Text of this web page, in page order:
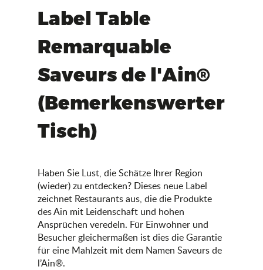
Label Table
Remarquable
Saveurs de l'Ain®
(Bemerkenswerter
Tisch)
Haben Sie Lust, die Schätze Ihrer Region
(wieder) zu entdecken? Dieses neue Label
zeichnet Restaurants aus, die die Produkte
des Ain mit Leidenschaft und hohen
Ansprüchen veredeln. Für Einwohner und
Besucher gleichermaßen ist dies die Garantie
für eine Mahlzeit mit dem Namen Saveurs de
l’Ain®.